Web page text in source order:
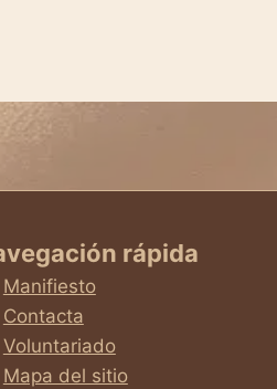
rápida
Manifiesto
Contacta
Voluntariado
Mapa del sitio